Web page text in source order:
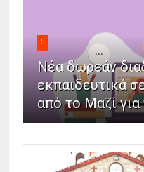
5
Νέα δωρεάν
εκπαιδευτικά
από το Μαζί για